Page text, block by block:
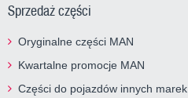
Sprzedaż części
Oryginalne części MAN
Kwartalne promocje MAN
Części do pojazdów innych marek